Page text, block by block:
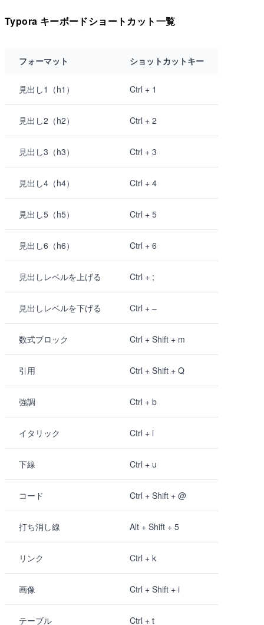
Typora キーボードショートカット一覧
フォーマット ショットカットキー
見出し1（h1） Ctrl + 1
見出し2（h2） Ctrl + 2
見出し3（h3） Ctrl + 3
見出し4（h4） Ctrl + 4
見出し5（h5） Ctrl + 5
見出し6（h6） Ctrl + 6
見出しレベルを上げる Ctrl + ;
見出しレベルを下げる Ctrl + –
数式ブロック Ctrl + Shift + m
引用 Ctrl + Shift + Q
強調 Ctrl + b
イタリック Ctrl + i
下線 Ctrl + u
コード Ctrl + Shift + @
打ち消し線 Alt + Shift + 5
リンク Ctrl + k
画像 Ctrl + Shift + i
テーブル Ctrl + t